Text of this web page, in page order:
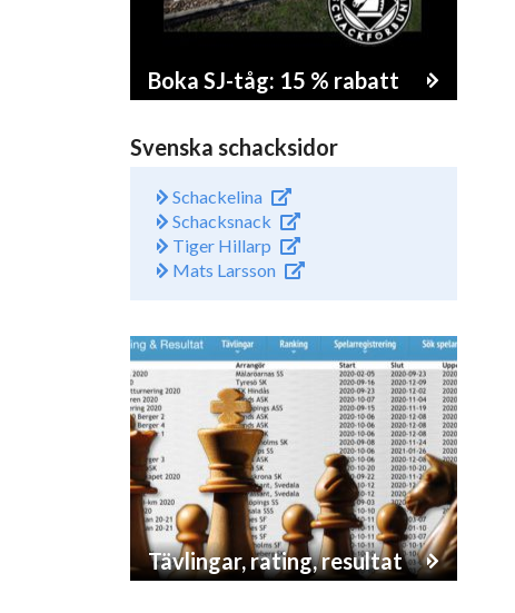
Boka SJ-tåg: 15 % rabatt
Svenska schacksidor
Schackelina
Schacksnack
Tiger Hillarp
Mats Larsson
Tävlingar, rating, resultat